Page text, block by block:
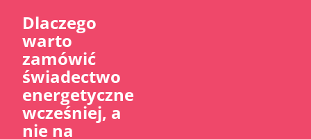
Dlaczego
warto
zamówić
świadectwo
energetyczne
wcześniej, a
nie na